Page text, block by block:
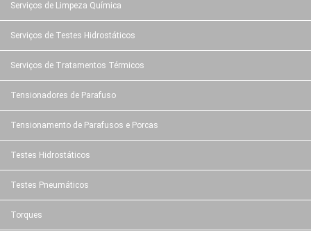
Serviços de Limpeza Química
Serviços de Testes Hidrostáticos
Serviços de Tratamentos Térmicos
Tensionadores de Parafuso
Tensionamento de Parafusos e Porcas
Testes Hidrostáticos
Testes Pneumáticos
Torques